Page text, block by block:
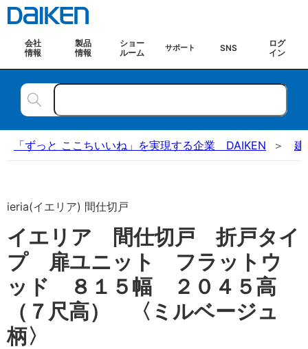
会社
情報
製品
情報
ショー
ルーム
サポート SNS
ログ
イン
「ずっと ここちいいね」を実現する企業 DAIKEN 建
ieria(イエリア) 間仕切戸
イエリア 間仕切戸 折戸タイ
プ 扉ユニット フラットウ
ッド ８１５幅 ２０４５高
（７尺高） 〈ミルベージュ
柄〉